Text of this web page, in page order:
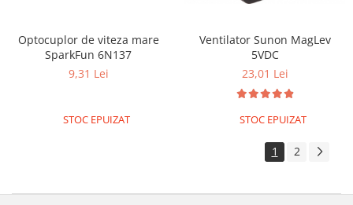
Optocuplor de viteza mare
SparkFun 6N137
9,31 Lei
STOC EPUIZAT
Ventilator Sunon MagLev
5VDC
23,01 Lei
STOC EPUIZAT
1 2